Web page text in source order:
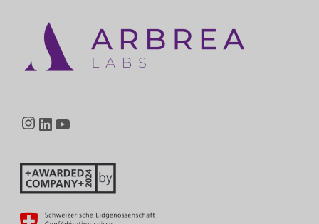
Instagram
LinkedIn